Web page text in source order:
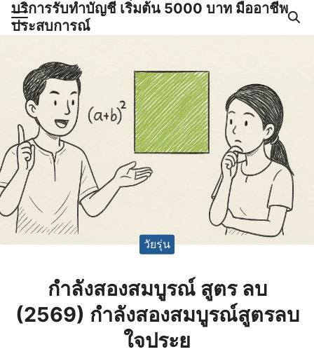
Skipบริการรับทำบัญชี เริ่มต้น 5000 บาท มืออาชีพ
ประสบการณ์
ญชีและภาษีครบวงจร |
วัยรุ่น
กําลังสองสมบูรณ์ สูตร ลบ
(2569) กําลังสองสมบูรณ์สูตรลบ
ใจประย